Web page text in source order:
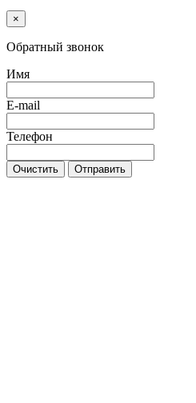
×
Обратный звонок
Имя
E-mail
Телефон
Очистить Отправить